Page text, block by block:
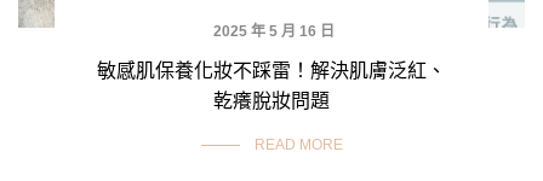
2025 年 5 月 16 日
敏感肌保養化妝不踩雷！解決肌膚泛紅、
乾癢脫妝問題
READ MORE